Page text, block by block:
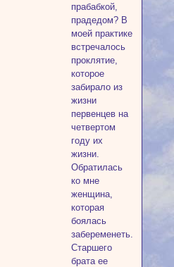
прабабкой,
прадедом? В
моей практике
встречалось
проклятие,
которое
забирало из
жизни
первенцев на
четвертом
году их
жизни.
Обратилась
ко мне
женщина,
которая
боялась
забеременеть.
Старшего
брата ее